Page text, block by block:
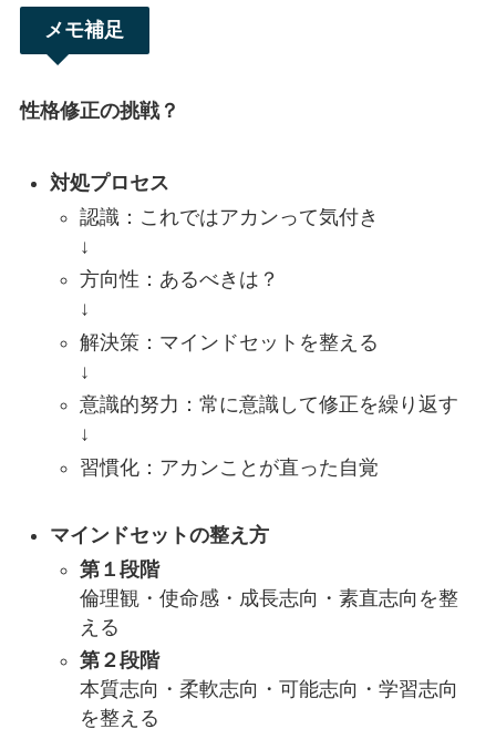
メモ補足
性格修正の挑戦？
対処プロセス
認識：これではアカンって気付き
↓
方向性：あるべきは？
↓
解決策：マインドセットを整える
↓
意識的努力：常に意識して修正を繰り返す
↓
習慣化：アカンことが直った自覚
マインドセットの整え方
第１段階
倫理観・使命感・成長志向・素直志向を整
える
第２段階
本質志向・柔軟志向・可能志向・学習志向
を整える